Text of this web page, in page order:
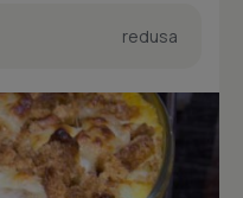
redusa